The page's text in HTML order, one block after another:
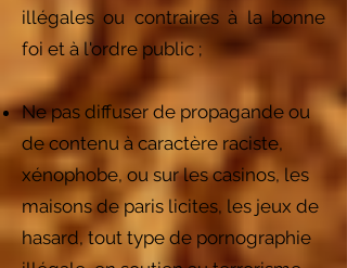
illégales ou contraires à la bonne
foi et à l'ordre public ;
Ne pas diffuser de propagande ou
de contenu à caractère raciste,
xénophobe, ou sur les casinos, les
maisons de paris licites, les jeux de
hasard, tout type de pornographie